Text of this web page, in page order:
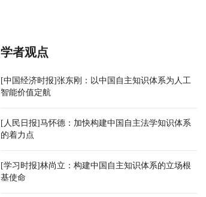
学者观点
[中国经济时报]张东刚：以中国自主知识体系为人工
智能价值定航
[人民日报]马怀德：加快构建中国自主法学知识体系
的着力点
[学习时报]林尚立：构建中国自主知识体系的立场根
基使命